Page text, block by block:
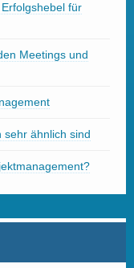
für
Meetings und
sehr ähnlich sind